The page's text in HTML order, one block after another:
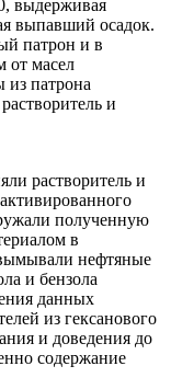
выдерживая
выпавший осадок.
патрон и в
от масел
из патрона
и
растворитель и
полученную
в
нефтяные
и бензола
данных
из гексанового
и доведения до
содержание